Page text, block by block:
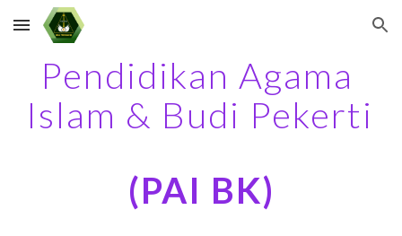
Skip to main content Skip to navigation
Pendidikan Agama
(PAI BK)